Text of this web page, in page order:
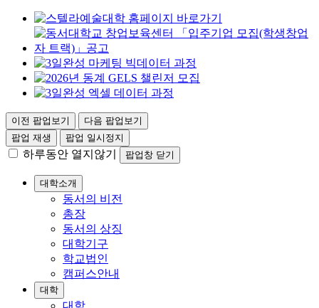
이전 팝업보기
다음 팝업보기
팝업 재생
팝업 일시정지
하루동안 열지않기 팝업창 닫기
대학소개
동서의 비전
총장
동서의 상징
대학기구
학교법인
캠퍼스안내
대학
대학